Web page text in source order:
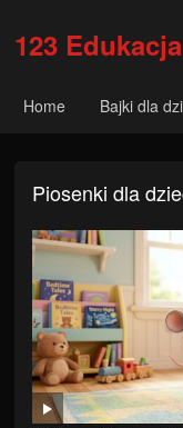
123 Edukacja
Home Bajki dla
Piosenki dla